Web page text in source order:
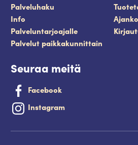
Palveluhaku
Info
Palveluntarjoajalle
Palvelut paikkakunnittain
Seuraa meitä
Facebook
Instagram